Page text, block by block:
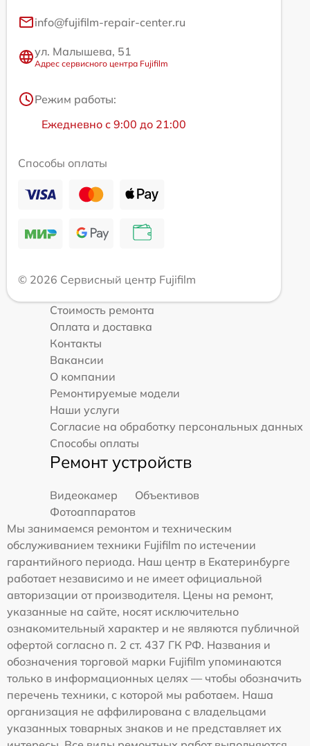
info@fujifilm-repair-center.ru
ул. Малышева, 51
Адрес сервисного центра Fujifilm
Режим работы:
Ежедневно с 9:00 до 21:00
Способы оплаты
© 2026 Сервисный центр Fujifilm
Стоимость ремонта
Оплата и доставка
Контакты
Вакансии
О компании
Ремонтируемые модели
Наши услуги
Согласие на обработку персональных данных
Способы оплаты
Ремонт устройств
Видеокамер
Объективов
Фотоаппаратов
Мы занимаемся ремонтом и техническим
обслуживанием техники Fujifilm по истечении
гарантийного периода. Наш центр в Екатеринбурге
работает независимо и не имеет официальной
авторизации от производителя. Цены на ремонт,
указанные на сайте, носят исключительно
ознакомительный характер и не являются публичной
офертой согласно п. 2 ст. 437 ГК РФ. Названия и
обозначения торговой марки Fujifilm упоминаются
только в информационных целях — чтобы обозначить
перечень техники, с которой мы работаем. Наша
организация не аффилирована с владельцами
указанных товарных знаков и не представляет их